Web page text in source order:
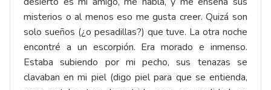
misterios o al menos eso me gusta creer. Quizá son
solo sueños (¿o pesadillas?) que tuve. La otra noche
encontré a un escorpión. Era morado e inmenso.
Estaba subiendo por mi pecho, sus tenazas se
clavaban en mi piel (digo piel para que se entienda,